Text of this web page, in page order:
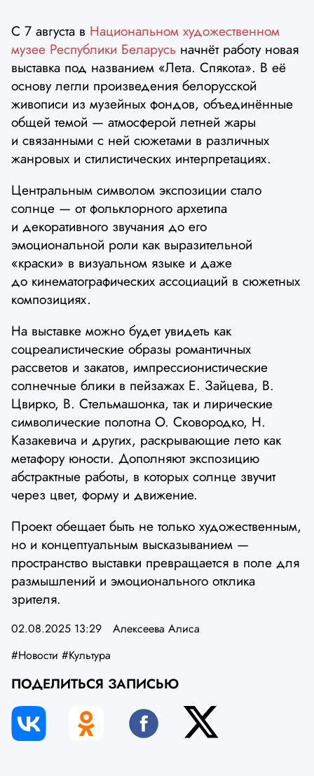
С 7 августа в Национальном художественном
музее Республики Беларусь начнёт работу новая
выставка под названием «Лета. Спякота». В её
основу легли произведения белорусской
живописи из музейных фондов, объединённые
общей темой — атмосферой летней жары
и связанными с ней сюжетами в различных
жанровых и стилистических интерпретациях.
Центральным символом экспозиции стало
солнце — от фольклорного архетипа
и декоративного звучания до его
эмоциональной роли как выразительной
«краски» в визуальном языке и даже
до кинематографических ассоциаций в сюжетных
композициях.
На выставке можно будет увидеть как
соцреалистические образы романтичных
рассветов и закатов, импрессионистические
солнечные блики в пейзажах Е. Зайцева, В.
Цвирко, В. Стельмашонка, так и лирические
символические полотна О. Сковородко, Н.
Казакевича и других, раскрывающие лето как
метафору юности. Дополняют экспозицию
абстрактные работы, в которых солнце звучит
через цвет, форму и движение.
Проект обещает быть не только художественным,
но и концептуальным высказыванием —
пространство выставки превращается в поле для
размышлений и эмоционального отклика
зрителя.
02.08.2025 13:29
Алексеева Алиса
#Новости #Культура
ПОДЕЛИТЬСЯ ЗАПИСЬЮ